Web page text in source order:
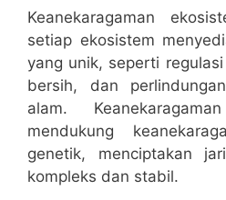
Keanekaragaman
setiap ekosistem
yang unik, seperti
bersih, dan
alam.
mendukung
genetik, menciptakan
kompleks dan stabil.